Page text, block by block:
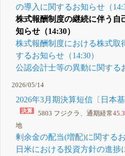
の導入に関するお知らせ（
株式報酬制度の継続に伴う自
知らせ（14:30）
株式報酬制度における株式取
するお知らせ（14:30）
公認会計士等の異動に関する
2026/05/14
2026年3月期決算短信〔日本
5803 フジクラ、通期経常
地
剰余金の配当(増配)に関するお
日米における投資方針の進捗